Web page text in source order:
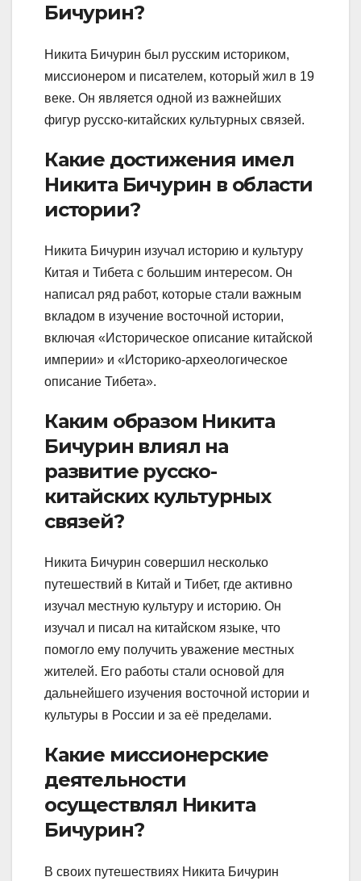
Бичурин?
Никита Бичурин был русским историком,
миссионером и писателем, который жил в 19
веке. Он является одной из важнейших
фигур русско-китайских культурных связей.
Какие достижения имел
Никита Бичурин в области
истории?
Никита Бичурин изучал историю и культуру
Китая и Тибета с большим интересом. Он
написал ряд работ, которые стали важным
вкладом в изучение восточной истории,
включая «Историческое описание китайской
империи» и «Историко-археологическое
описание Тибета».
Каким образом Никита
Бичурин влиял на
развитие русско-
китайских культурных
связей?
Никита Бичурин совершил несколько
путешествий в Китай и Тибет, где активно
изучал местную культуру и историю. Он
изучал и писал на китайском языке, что
помогло ему получить уважение местных
жителей. Его работы стали основой для
дальнейшего изучения восточной истории и
культуры в России и за её пределами.
Какие миссионерские
деятельности
осуществлял Никита
Бичурин?
В своих путешествиях Никита Бичурин